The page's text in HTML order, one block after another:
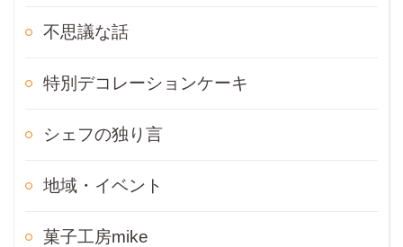
不思議な話
特別デコレーションケーキ
シェフの独り言
地域・イベント
菓子工房mike